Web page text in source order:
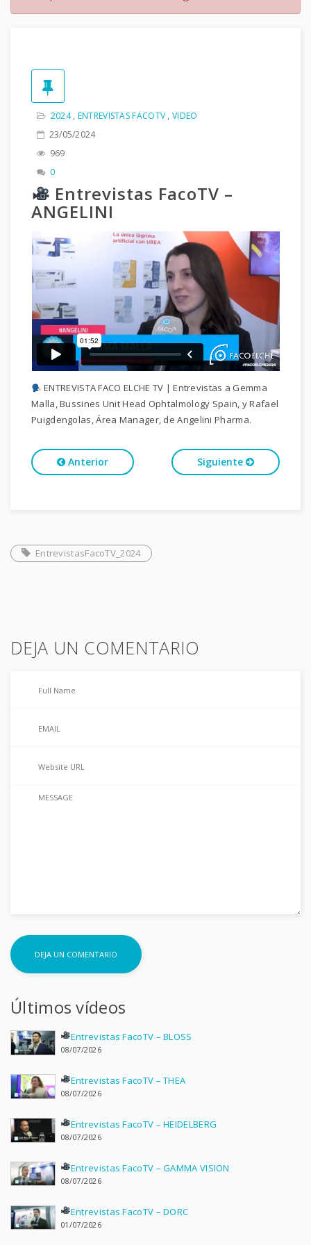
2024, ENTREVISTAS FACOTV ,VIDEO
23/05/2024
969
0
Entrevistas FacoTV –
ANGELINI
ENTREVISTA FACO ELCHE TV | Entrevistas a Gemma
Malla, Bussines Unit Head Ophtalmology Spain, y Rafael
Puigdengolas, Área Manager, de Angelini Pharma.
Anterior Siguiente
EntrevistasFacoTV_2024
DEJA UN COMENTARIO
Últimos vídeos
Entrevistas FacoTV – BLOSS
08/07/2026
Entrevistas FacoTV – THEA
08/07/2026
Entrevistas FacoTV – HEIDELBERG
08/07/2026
Entrevistas FacoTV – GAMMA VISION
08/07/2026
Entrevistas FacoTV – DORC
01/07/2026